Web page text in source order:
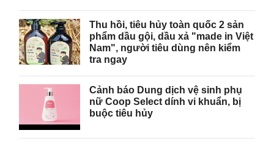
Thu hồi, tiêu hủy toàn quốc 2 sản
phẩm dầu gội, dầu xả "made in Việt
Nam", người tiêu dùng nên kiểm
tra ngay
Cảnh báo Dung dịch vệ sinh phụ
nữ Coop Select dính vi khuẩn, bị
buộc tiêu hủy